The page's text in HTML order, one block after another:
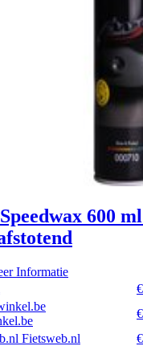
600
Informatie
Fietsweb.nl